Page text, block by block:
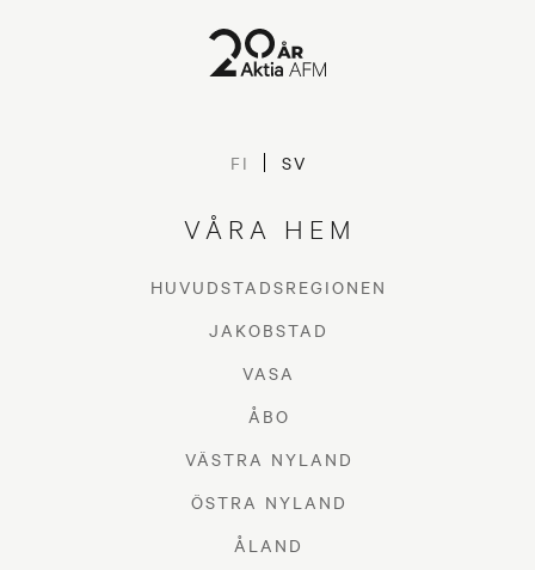
FI SV
VÅRA HEM
HUVUDSTADSREGIONEN
JAKOBSTAD
VASA
ÅBO
VÄSTRA NYLAND
ÖSTRA NYLAND
ÅLAND